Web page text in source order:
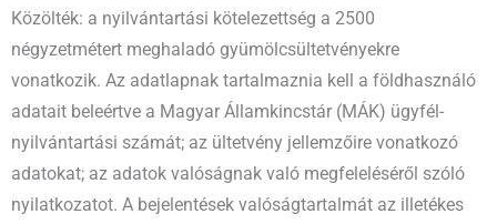
Közölték: a nyilvántartási kötelezettség a 2500
négyzetmétert meghaladó gyümölcsültetvényekre
vonatkozik. Az adatlapnak tartalmaznia kell a földhasználó
adatait beleértve a Magyar Államkincstár (MÁK) ügyfél-
nyilvántartási számát; az ültetvény jellemzőire vonatkozó
adatokat; az adatok valóságnak való megfeleléséről szóló
nyilatkozatot. A bejelentések valóságtartalmát az illetékes